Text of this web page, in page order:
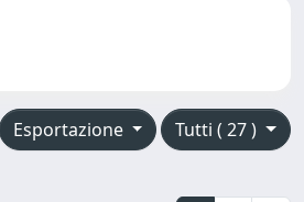
Tutti ( 27 )
Esportazione